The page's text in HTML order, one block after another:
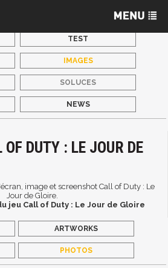
TEST
IMAGES
SOLUCES
NEWS
DUTY : LE JOUR DE
image et screenshot Call of Duty : Le
Jour de Gloire.
jeu Call of Duty : Le Jour de Gloire
ARTWORKS
PHOTOS